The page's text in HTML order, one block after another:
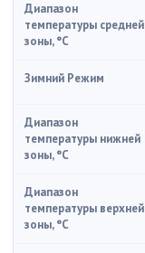
Диапазон
температуры средней
зоны, °C
Зимний Режим
Диапазон
температуры нижней
зоны, °C
Диапазон
температуры верхней
зоны, °C